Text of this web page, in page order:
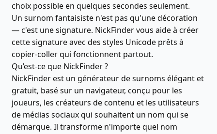
choix possible en quelques secondes seulement.
Un surnom fantaisiste n'est pas qu'une décoration
— c'est une signature. NickFinder vous aide à créer
cette signature avec des styles Unicode prêts à
copier-coller qui fonctionnent partout.
Qu’est-ce que NickFinder ?
NickFinder est un générateur de surnoms élégant et
gratuit, basé sur un navigateur, conçu pour les
joueurs, les créateurs de contenu et les utilisateurs
de médias sociaux qui souhaitent un nom qui se
démarque. Il transforme n'importe quel nom